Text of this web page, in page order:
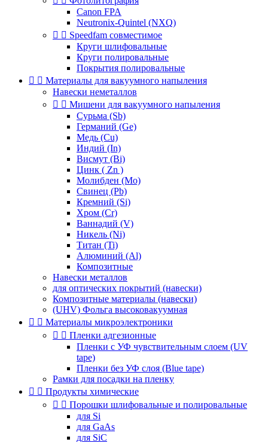
Canon FPA
Neutronix-Quintel (NXQ)
  Speedfam совместимое
Круги шлифовальные
Круги полировальные
Покрытия полировальные
  Материалы для вакуумного напыления
Навески неметаллов
  Мишени для вакуумного напыления
Сурьма (Sb)
Германий (Ge)
Медь (Cu)
Индий (In)
Висмут (Bi)
Цинк ( Zn )
Молибден (Mo)
Свинец (Pb)
Кремний (Si)
Хром (Cr)
Ваннадий (V)
Никель (Ni)
Титан (Ti)
Алюминий (Al)
Композитные
Навески металлов
для оптических покрытий (навески)
Композитные материалы (навески)
(UHV) Фольга высоковакуумная
  Материалы микроэлектроники
  Пленки адгезионные
Пленки с УФ чувствительным слоем (UV
tape)
Пленки без УФ слоя (Blue tape)
Рамки для посадки на пленку
  Продукты химические
  Порошки шлифовальные и полировальные
для Si
для GaAs
для SiC